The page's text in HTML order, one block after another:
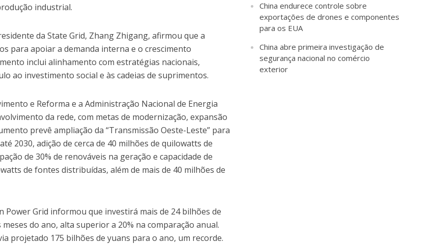
industrial.
da State Grid, Zhang Zhigang, afirmou que a
para apoiar a demanda interna e o crescimento
inclui alinhamento com estratégias nacionais,
ao investimento social e às cadeias de suprimentos.
e Reforma e a Administração Nacional de Energia
da rede, com metas de modernização, expansão
prevê ampliação da “Transmissão Oeste-Leste” para
2030, adição de cerca de 40 milhões de quilowatts de
de 30% de renováveis na geração e capacidade de
de fontes distribuídas, além de mais de 40 milhões de
Power Grid informou que investirá mais de 24 bilhões de
do ano, alta superior a 20% na comparação anual.
projetado 175 bilhões de yuans para o ano, um recorde.
China endurece controle sobre
exportações de drones e componentes
para os EUA
China abre primeira investigação de
segurança nacional no comércio
exterior